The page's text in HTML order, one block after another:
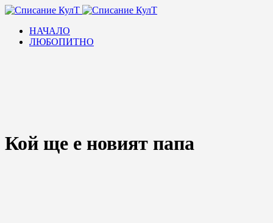
НАЧАЛО
ЛЮБОПИТНО
Кой ще е новият папа